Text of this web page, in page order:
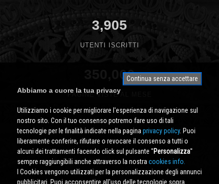
3,905
UTENTI ISCRITTI
350,000
PAGINE VISTE AL MESE
Continua senza accettare
Abbiamo a cuore la tua privacy
Utilizziamo i cookie per migliorare l'esperienza di navigazione sul
nostro sito. Con il tuo consenso potremo fare uso di tali
tecnologie per le finalità indicate nella pagina privacy policy. Puoi
liberamente conferire, rifiutare o revocare il consenso a tutti o
alcuni dei trattamenti facendo click sul pulsante ''Personalizza''
sempre raggiungibili anche attraverso la nostra cookies info.
I Cookies vengono utilizzati per la personalizzazione degli annunci
pubblicitari. Puoi acconsentire all'uso delle tecnologie sopra